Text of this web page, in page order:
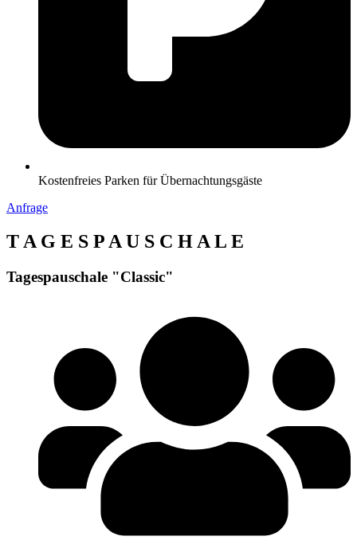
Kostenfreies Parken für Übernachtungsgäste
Anfrage
T A G E S P A U S C H A L E
Tagespauschale "Classic"